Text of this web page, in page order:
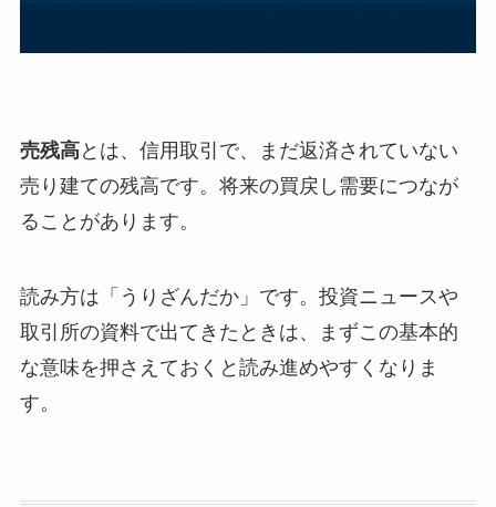
売残高とは、信用取引で、まだ返済されていない
売り建ての残高です。将来の買戻し需要につなが
ることがあります。
読み方は「うりざんだか」です。投資ニュースや
取引所の資料で出てきたときは、まずこの基本的
な意味を押さえておくと読み進めやすくなりま
す。